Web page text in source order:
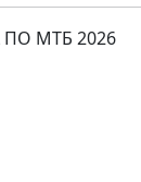
МТБ 2026